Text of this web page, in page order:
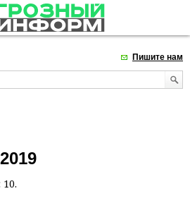
Пишите нам